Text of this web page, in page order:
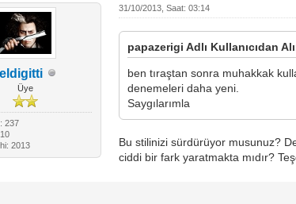
Üye
237
2013
31/10/2013, Saat: 03:14
papazerigi Adlı Kullanıcıdan
ben tıraştan sonra muhakkak
denemeleri daha yeni.
Saygılarımla
Bu stilinizi sürdürüyor musunuz?
ciddi bir fark yaratmakta mıdır?